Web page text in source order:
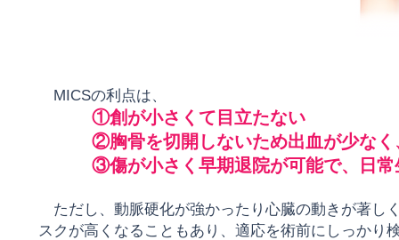
MICSの利点は、
①創が小さくて目立たない
②胸骨を切開しないため出血が少なく
③傷が小さく早期退院が可能で、日常
ただし、 動脈硬化が強かったり心臓の動きが著し
スクが高くなることもあり、適応を術前にしっかり